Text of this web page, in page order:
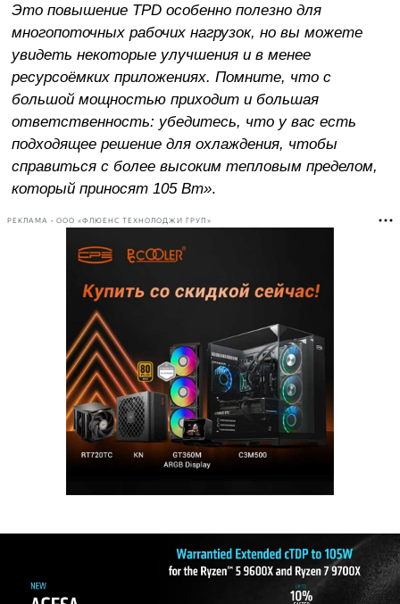
Это повышение TPD особенно полезно для
многопоточных рабочих нагрузок, но вы можете
увидеть некоторые улучшения и в менее
ресурсоёмких приложениях. Помните, что с
большой мощностью приходит и большая
ответственность: убедитесь, что у вас есть
подходящее решение для охлаждения, чтобы
справиться с более высоким тепловым пределом,
который приносят 105 Вт».
РЕКЛАМА • ООО «ФЛЮЕНС ТЕХНОЛОДЖИ ГРУП»